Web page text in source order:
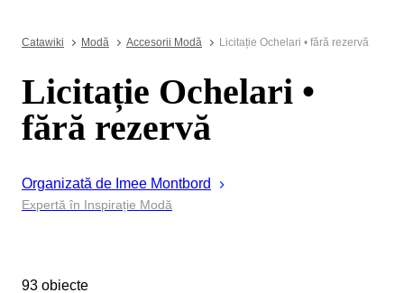
Catawiki Modă Accesorii Modă Licitație Ochelari • fără rezervă
Licitație Ochelari •
fără rezervă
Organizată de Imee Montbord
Expertă în Inspirație Modă
93 obiecte